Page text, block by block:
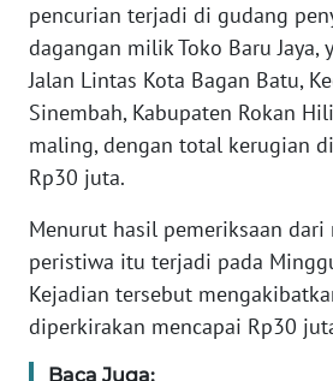
pencurian terjadi di gudang
dagangan milik Toko Baru Jaya,
Jalan Lintas Kota Bagan Batu,
Sinembah, Kabupaten Rokan
maling, dengan total kerugian
Rp30 juta.
Menurut hasil pemeriksaan dari
peristiwa itu terjadi pada
Kejadian tersebut
diperkirakan mencapai Rp30
Baca Juga:
PEDOMAN
MEDIA
SIBER
KARIR
DISCLAIMER
Wahana
Regional